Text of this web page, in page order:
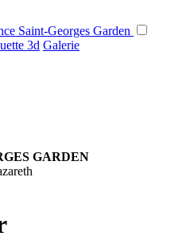
3d Galerie
GARDEN